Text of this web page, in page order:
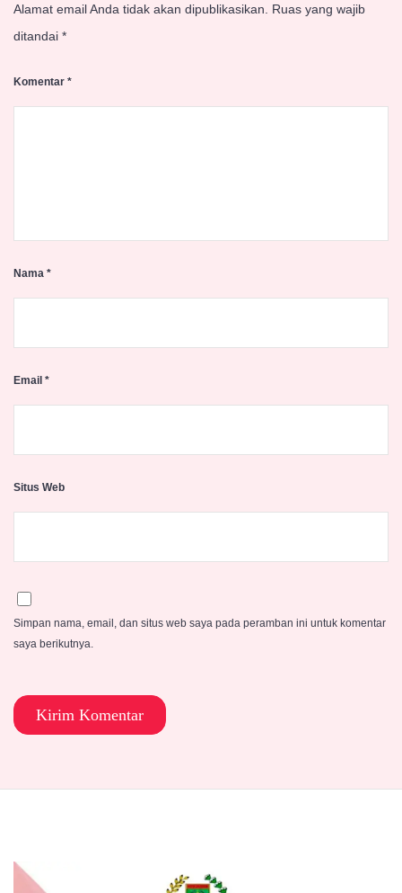
Alamat email Anda tidak akan dipublikasikan.
Ruas yang wajib
ditandai *
Komentar *
Nama *
Email *
Situs Web
Simpan nama, email, dan situs web saya pada peramban ini untuk komentar
saya berikutnya.